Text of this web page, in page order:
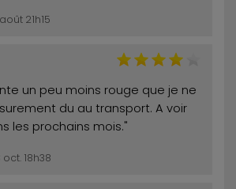
21h15
un peu moins rouge que je ne
du au transport. A voir
les prochains mois."
18h38